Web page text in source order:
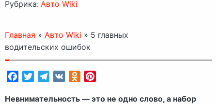
Рубрика: Авто Wiki
Главная » Авто Wiki » 5 главных
водительских ошибок
FacebookTwitterTelegram
VK Odnoklassniki
Невнимательность — это не одно слово, а набор